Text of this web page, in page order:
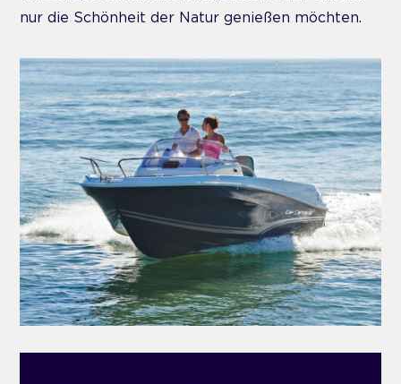
nur die Schönheit der Natur genießen möchten.